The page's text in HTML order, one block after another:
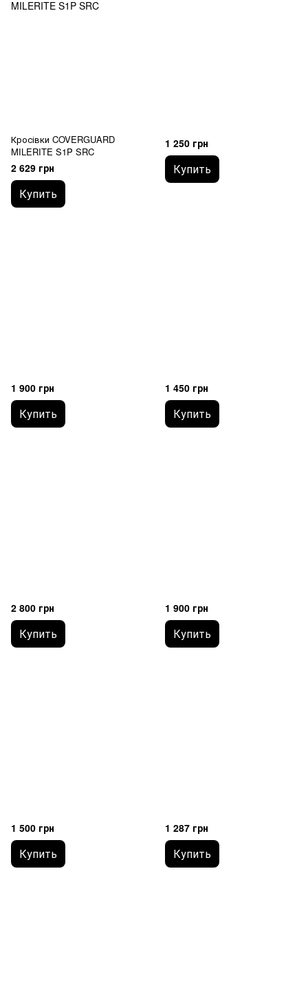
Кросівки COVERGUARD
MILERITE S1P SRC
2 629 грн
Купить
1 250 грн
Купить
1 900 грн
Купить
1 450 грн
Купить
2 800 грн
Купить
1 900 грн
Купить
1 500 грн
Купить
1 287 грн
Купить